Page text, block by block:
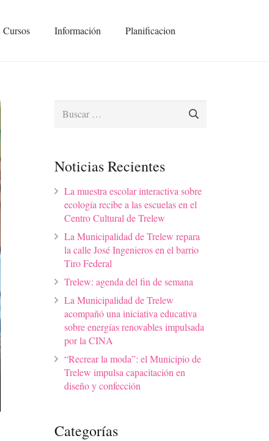
Cursos Información Planificacion
Buscar:
Noticias Recientes
La muestra escolar interactiva sobre
ecología recibe a las escuelas en el
Centro Cultural de Trelew
La Municipalidad de Trelew repara
la calle José Ingenieros en el barrio
Tiro Federal
Trelew: agenda del fin de semana
La Municipalidad de Trelew
acompañó una iniciativa educativa
sobre energías renovables impulsada
por la CINA
“Recrear la moda”: el Municipio de
Trelew impulsa capacitación en
diseño y confección
Categorías